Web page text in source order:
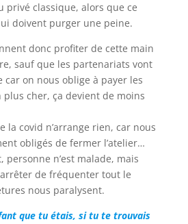
privé classique, alors que ce
doivent purger une peine.
donc profiter de cette main
sauf que les partenariats vont
on nous oblige à payer les
cher, ça devient de moins
la covid n’arrange rien, car nous
obligés de fermer l’atelier…
personne n’est malade, mais
de fréquenter tout le
nous paralysent.
que tu étais, si tu te trouvais